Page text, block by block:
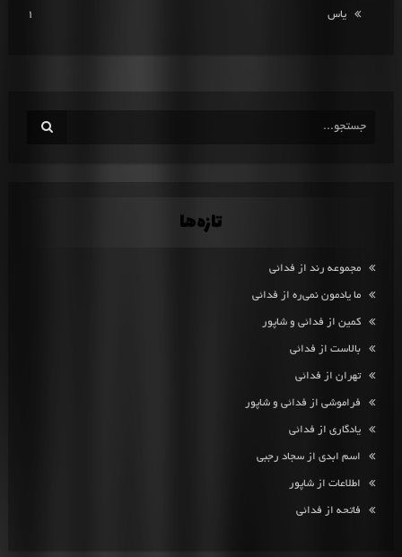
یاس 1
تازه‌ها
مجموعه رند از فدائی
ما یادمون نمی‌ره از فدائی
کمین از فدائی و شاپور
بالاست از فدائی
تهران از فدائی
فراموشی از فدائی و شاپور
یادگاری از فدائی
اسم ابدی از سجاد رجبی
اطلاعات از شاپور
فاتحه از فدائی